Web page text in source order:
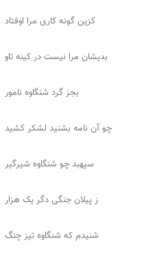
کزین گونه کاری مرا اوفتاد
بدیشان مرا نیست در کینه تاو
بجز گرد شنگاوه نامور
چو آن نامه بشنید لشکر کشید
سپهبد چو شنگاوه شیرگیر
ز پیلان جنگی دگر یک هزار
شنیدم که شنگاوه تیز چنگ